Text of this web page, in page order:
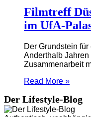
Filmtreff
im UfA-
Der Grundstein
Anderthalb Jahren
Zusammenarbeit
Read More »
Der Lifestyle-Blog